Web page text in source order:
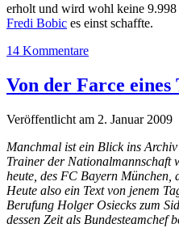
erholt und wird wohl keine
Fredi Bobic es einst schaffte.
14 Kommentare
Von der Farce eines
Veröffentlicht am 2. Januar 2009
Manchmal ist ein Blick ins
Trainer der Nationalmannschaft
heute, des FC Bayern
Heute also ein Text von jenem
Berufung Holger Osiecks zum
dessen Zeit als Bundesteamchef